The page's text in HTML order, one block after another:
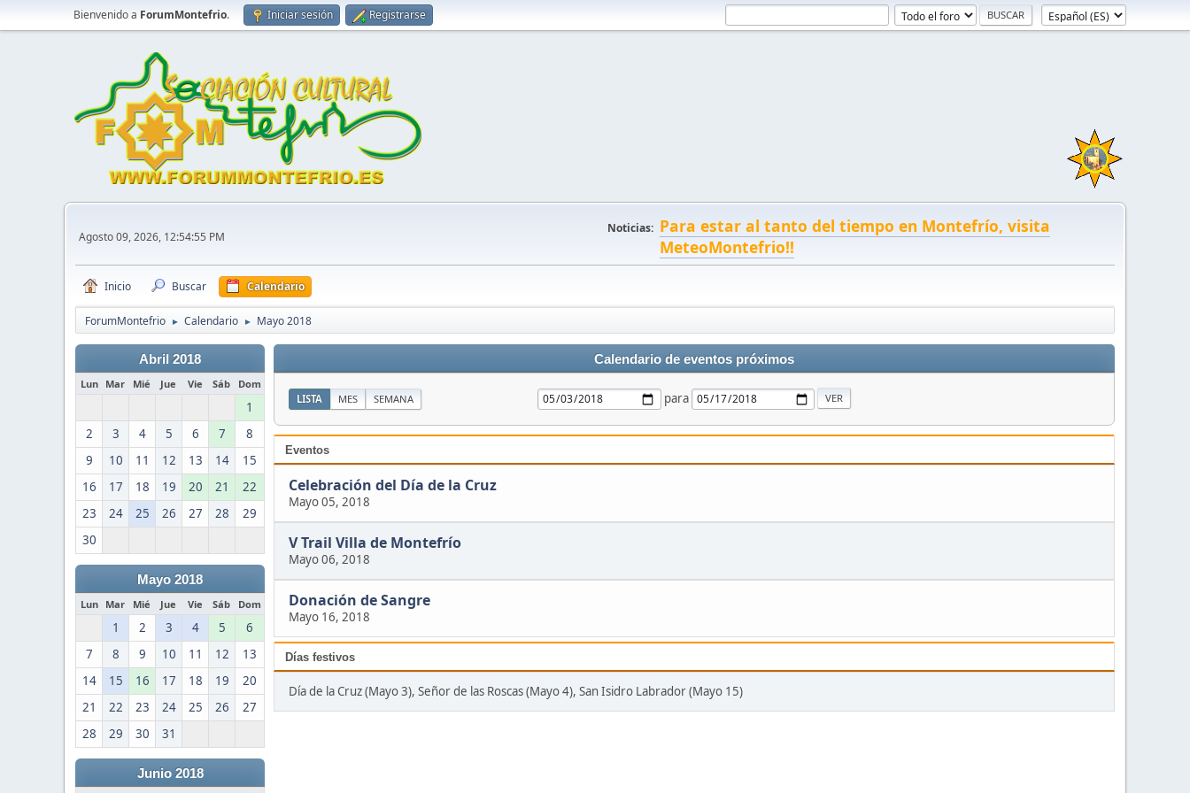
Bienvenido a ForumMontefrio. Iniciar sesión Registrarse
Agosto 09, 2026, 12:54:55 PM
Noticias: Para estar al tanto del tiempo en Montefrío, visita
MeteoMontefrio!!
Inicio Buscar Calendario
ForumMontefrio ► Calendario ► Mayo 2018
Abril 2018
Lun Mar Mié Jue Vie Sáb Dom
1
2
3 4 5 6 7
8
9
10 11 12 13 14
15
16
17 18 19 20 21
22
23
24 25 26 27 28
29
30
Mayo 2018
Lun Mar Mié Jue Vie Sáb Dom
1 2 3 4 5
6
7
8 9 10 11 12
13
14
15 16 17 18 19
20
21
22 23 24 25 26
27
28
29 30 31
Junio 2018
Calendario de eventos próximos
LISTA MES SEMANA para
Eventos
Celebración del Día de la Cruz
Mayo 05, 2018
V Trail Villa de Montefrío
Mayo 06, 2018
Donación de Sangre
Mayo 16, 2018
Días festivos
Día de la Cruz (Mayo 3), Señor de las Roscas (Mayo 4), San Isidro Labrador (Mayo 15)